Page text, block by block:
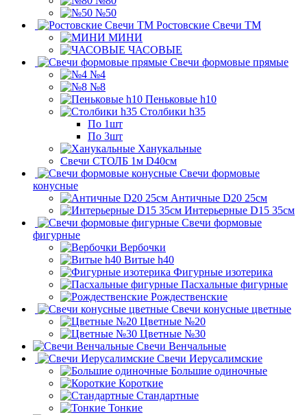
№50
Ростовские Свечи ТМ
МИНИ
ЧАСОВЫЕ
Свечи формовые прямые
№4
№8
Пеньковые h10
Столбики h35
По 1шт
По 3шт
Ханукальные
Свечи СТОЛБ 1м D40см
Свечи формовые
конусные
Античные D20 25см
Интерьерные D15 35см
Свечи формовые
фигурные
Вербочки
Витые h40
Фигурные изотерика
Пасхальные фигурные
Рождественские
Свечи конусные цветные
Цветные №20
Цветные №30
Свечи Венчальные
Свечи Иерусалимские
Большие одиночные
Короткие
Стандартные
Тонкие